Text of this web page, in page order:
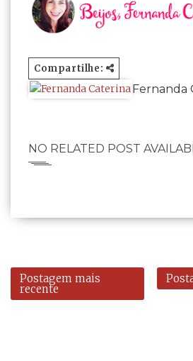
Compartilhe:
Fernanda
NO RELATED POST
Postagem mais
recente